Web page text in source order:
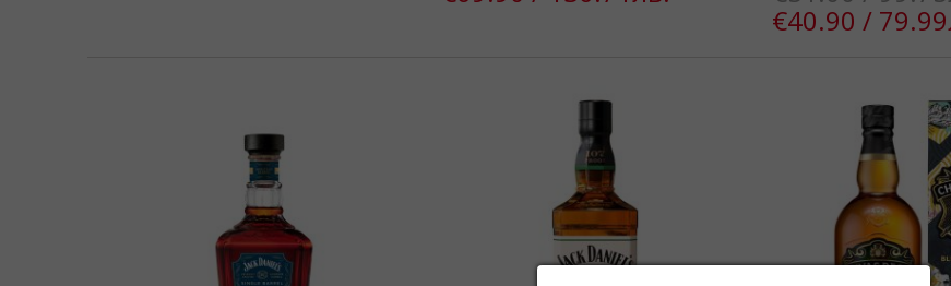
€40.90 /